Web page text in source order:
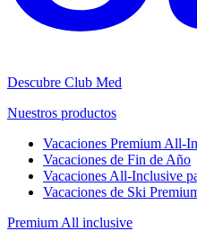
Descubre Club Med
Nuestros productos
Vacaciones Premium All-
Vacaciones de Fin de Año
Vacaciones All-Inclusive
Vacaciones de Ski
Premium All inclusive